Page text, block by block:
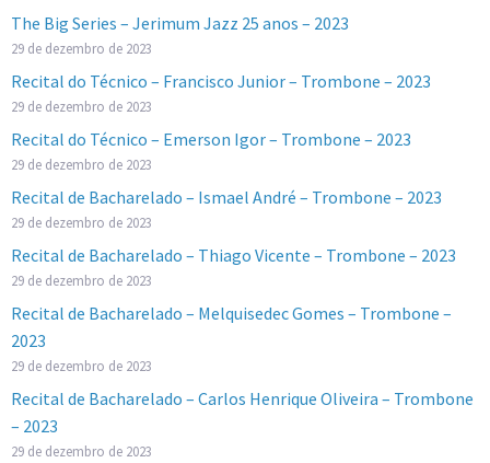
The Big Series – Jerimum Jazz 25 anos – 2023
29 de dezembro de 2023
Recital do Técnico – Francisco Junior – Trombone – 2023
29 de dezembro de 2023
Recital do Técnico – Emerson Igor – Trombone – 2023
29 de dezembro de 2023
Recital de Bacharelado – Ismael André – Trombone – 2023
29 de dezembro de 2023
Recital de Bacharelado – Thiago Vicente – Trombone – 2023
29 de dezembro de 2023
Recital de Bacharelado – Melquisedec Gomes – Trombone –
2023
29 de dezembro de 2023
Recital de Bacharelado – Carlos Henrique Oliveira – Trombone
– 2023
29 de dezembro de 2023